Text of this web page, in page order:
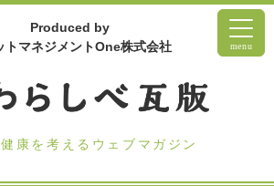
Produced by
トマネジメントOne株式会社
康を考えるウェブマガジン
menu